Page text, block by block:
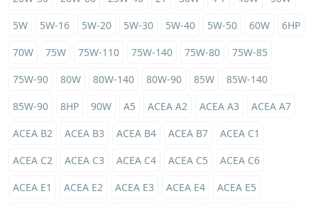
5W
5W-16 5W-20 5W-30 5W-40 5W-50 60W
6HP
70W
75W 75W-110 75W-140 75W-80
75W-85
75W-90
80W 80W-140 80W-90 85W
85W-140
85W-90
8HP 90W A5 ACEA A2 ACEA A3
ACEA A7
ACEA B2
ACEA B3 ACEA B4 ACEA B7
ACEA C1
ACEA C2
ACEA C3 ACEA C4 ACEA C5
ACEA C6
ACEA E1
ACEA E2 ACEA E3 ACEA E4
ACEA E5